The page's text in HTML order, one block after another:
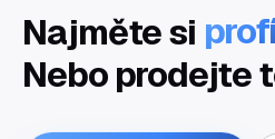
Najměte si
Nebo prodejte